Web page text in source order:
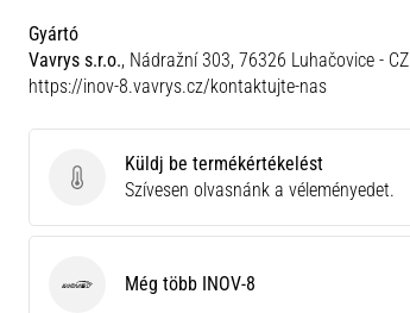
Gyártó
Vavrys s.r.o., Nádražní 303, 76326 Luhačovice - CZ
https://inov-8.vavrys.cz/kontaktujte-nas
Küldj be termékértékelést
Küldj be termékértékelést
Szívesen olvasnánk a véleményedet.
INOV-8Még több INOV-8